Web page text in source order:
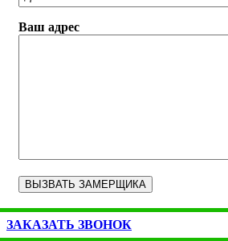
Ваш адрес
ЗАКАЗАТЬ ЗВОНОК